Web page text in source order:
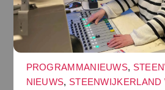
PROGRAMMANIEUWS,
NIEUWS, STEENWIJKERLAND